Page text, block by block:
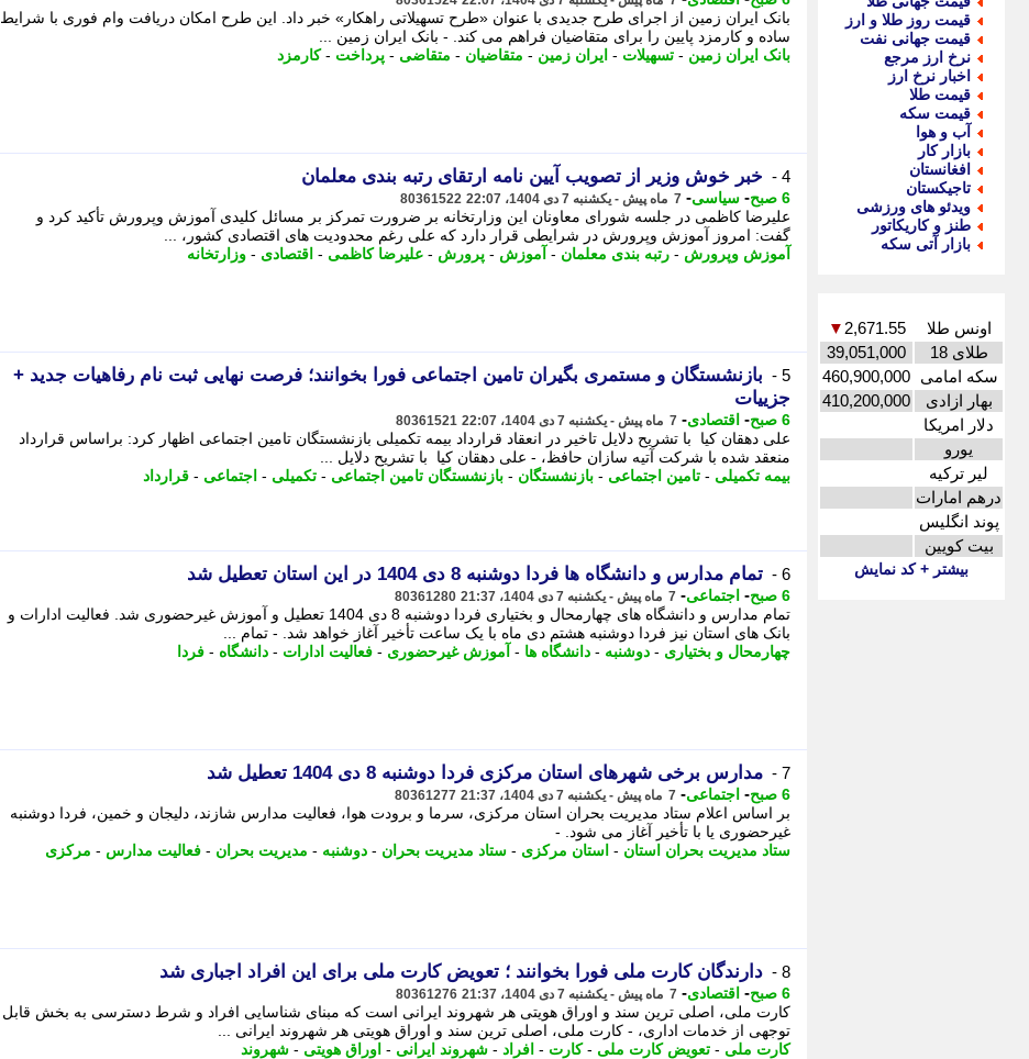
قیمت روز طلا و ارز
قیمت جهانی نفت
نرخ ارز مرجع
اخبار نرخ ارز
قیمت طلا
قیمت سکه
آب و هوا
بازار کار
افغانستان
تاجیکستان
ویدئو های ورزشی
طنز و کاریکاتور
بازار آتی سکه
اونس طلا 2,671.55
▼
طلای 18
39,051,000
سکه امامی 460,900,000
بهار ازادی
410,200,000
دلار امریکا
یورو
لیر ترکیه
درهم امارات
پوند انگلیس
بیت کویین
بیشتر + کد نمایش
بانک ایران زمین از اجرای طرح جدیدی با عنوان «طرح تسهیلاتی راهکار» خبر داد. این طرح امکان دریافت وام فوری با شرایط
ساده و کارمزد پایین را برای متقاضیان فراهم می کند. - بانک ایران زمین ...
بانک ایران زمین - تسهیلات - ایران زمین - متقاضیان - متقاضی - پرداخت -کارمزد
4 - خبر خوش وزیر از تصویب آیین نامه ارتقای رتبه بندی معلمان
6 صبح - سیاسی- 7 ماه پیش - یکشنبه 7 دی 1404، 22:07 80361522
علیرضا کاظمی در جلسه شورای معاونان این وزارتخانه بر ضرورت تمرکز بر مسائل کلیدی آموزش وپرورش تأکید کرد و
گفت: امروز آموزش وپرورش در شرایطی قرار دارد که علی رغم محدودیت های اقتصادی کشور، ...
آموزش وپرورش - رتبه بندی معلمان - آموزش - پرورش - علیرضا کاظمی - اقتصادی - وزارتخانه
5 -
بازنشستگان و مستمری بگیران تامین اجتماعی فورا بخوانند؛ فرصت نهایی ثبت نام رفاهیات جدید +
جزییات
6 صبح - اقتصادی- 7 ماه پیش - یکشنبه 7 دی 1404، 22:07 80361521
علی دهقان کیا با تشریح دلایل تاخیر در انعقاد قرارداد بیمه تکمیلی بازنشستگان تامین اجتماعی اظهار کرد: براساس قرارداد
منعقد شده با شرکت آتیه سازان حافظ، - علی دهقان کیا با تشریح دلایل ...
بیمه تکمیلی - تامین اجتماعی - بازنشستگان - بازنشستگان تامین اجتماعی - تکمیلی - اجتماعی - قرارداد
6 - تمام مدارس و دانشگاه ها فردا دوشنبه 8 دی 1404 در این استان تعطیل شد
6 صبح - اجتماعی- 7 ماه پیش - یکشنبه 7 دی 1404، 21:37 80361280
تمام مدارس و دانشگاه های چهارمحال و بختیاری فردا دوشنبه 8 دی 1404 تعطیل و آموزش غیرحضوری شد. فعالیت ادارات و
بانک های استان نیز فردا دوشنبه هشتم دی ماه با یک ساعت تأخیر آغاز خواهد شد. - تمام ...
چهارمحال و بختیاری - دوشنبه - دانشگاه ها - آموزش غیرحضوری - فعالیت ادارات - دانشگاه - فردا
7 - مدارس برخی شهرهای استان مرکزی فردا دوشنبه 8 دی 1404 تعطیل شد
6 صبح - اجتماعی- 7 ماه پیش - یکشنبه 7 دی 1404، 21:37 80361277
بر اساس اعلام ستاد مدیریت بحران استان مرکزی، سرما و برودت هوا، فعالیت مدارس شازند، دلیجان و خمین، فردا دوشنبه
غیرحضوری یا با تأخیر آغاز می شود. -
ستاد مدیریت بحران استان - استان مرکزی - ستاد مدیریت بحران - دوشنبه - مدیریت بحران - فعالیت مدارس - مرکزی
8 - دارندگان کارت ملی فورا بخوانند ؛ تعویض کارت ملی برای این افراد اجباری شد
6 صبح - اقتصادی- 7 ماه پیش - یکشنبه 7 دی 1404، 21:37 80361276
کارت ملی، اصلی ترین سند و اوراق هویتی هر شهروند ایرانی است که مبنای شناسایی افراد و شرط دسترسی به بخش قابل
توجهی از خدمات اداری، - کارت ملی، اصلی ترین سند و اوراق هویتی هر شهروند ایرانی ...
کارت ملی - تعویض کارت ملی -کارت - افراد - شهروند ایرانی - اوراق هویتی - شهروند